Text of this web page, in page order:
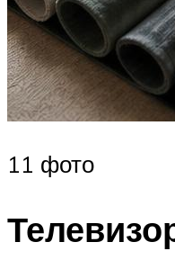
11 фото